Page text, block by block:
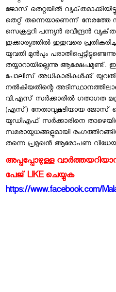
ജോസ്‌ തെറ്റയില്‍
തെറ്റ്‌ തന്നെയാണെന്ന്‌
സെക്രട്ടറി പന്ന്യന്‍ രവീന്ദ്രന്‍
ഇക്കാര്യത്തില്‍ ഇതുവരെ
യുവതി മുന്‍പും
തയ്യാറായില്ലെന്നു ആക്ഷേപമുണ്ട്.
പോലീസ് അധികാരികള്‍ക്ക് യുവതി
നല്‍കിയതിന്റെ
വി.എസ് സര്‍ക്കാരില്‍ ഗതാഗത
(എസ്) നേതാവുകൂടിയായ ജോസ്
യുഡിഎഫ് സര്‍ക്കാരിനെ
സമരായുധങ്ങളുമായി
തന്നെ പ്രമുഖന്‍ ആരോപണ
അപ്പപ്പോഴുള്ള
പേജ് LIKE ചെയ്യുക
https://www.facebook.com/